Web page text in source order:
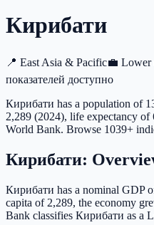
Кирибати
📍 East Asia & Pacific💼 Lower
показателей доступно
Кирибати has a population of
2,289 (2024), life expectancy
World Bank. Browse 1039+
Кирибати:
Кирибати has a nominal GDP
capita of 2,289, the economy
Bank classifies Кирибати as a